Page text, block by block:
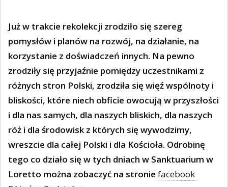
Już w trakcie rekolekcji zrodziło się szereg
pomysłów i planów na rozwój, na działanie, na
korzystanie z doświadczeń innych. Na pewno
zrodziły się przyjaźnie pomiędzy uczestnikami z
różnych stron Polski, zrodziła się więź wspólnoty i
bliskości, które niech obficie owocują w przyszłości
i dla nas samych, dla naszych bliskich, dla naszych
róż i dla środowisk z których się wywodzimy,
wreszcie dla całej Polski i dla Kościoła. Odrobinę
tego co działo się w tych dniach w Sanktuarium w
Loretto można zobaczyć na stronie facebook